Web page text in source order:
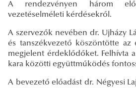
A rendezvényen három
vezetéselméleti kérdésekről.
A szervezők nevében dr. Ujházy
és tanszékvezető köszöntötte az
megjelent érdeklődőket. Felhívta
kara közötti együttműködés
A bevezető előadást dr. Négyesi